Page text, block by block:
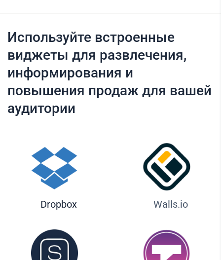
Используйте встроенные
виджеты для развлечения,
информирования и
повышения продаж для вашей
аудитории
Dropbox Walls.io